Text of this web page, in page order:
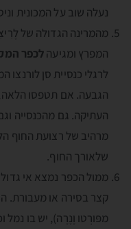
נעלה שוב על המכונית
מהמרינה הגדולה של
המפרץ ומגיעהלכפר
לרגלי כנסיית סן
הגבעה. אם תטפסו הלאה,
העתיקה. גם מהכנסייה
מרהיב של רצועת החוף
שלאורך החוף.
ממול הכפר נמצא אי
קצר בסירה או מעבורת.
מפּורְטו וֶנֶרֶה), יש בו